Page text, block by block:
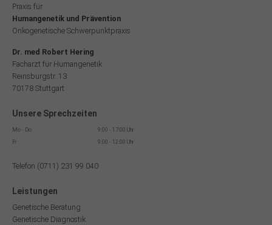
Praxis für
Humangenetik und Prävention
Onkogenetische Schwerpunktpraxis
Dr. med Robert Hering
Facharzt für Humangenetik
Reinsburgstr. 13
70178 Stuttgart
Unsere Sprechzeiten
Mo - Do
9:00 - 17:00 Uhr
Fr
9:00 - 12:00 Uhr
Telefon (0711) 231 99 040
Leistungen
Genetische Beratung
Genetische Diagnostik